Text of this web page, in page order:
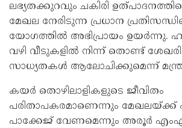
ലഭ്യതക്കുറവും ചകിരി
മേഖല നേരിടുന്ന പ്രധാന
യോഗത്തിൽ അഭിപ്രായം ഉയർന്നു.
വഴി വീടുകളിൽ നിന്ന് തൊണ്ട്
സാധ്യതകൾ ആലോചിക്കുമെന്ന്
കയർ തൊഴിലാളികളുടെ ജീവിതം
പരിതാപകരമാണെന്നും
പാക്കേജ് വേണമെന്നും അരൂർ